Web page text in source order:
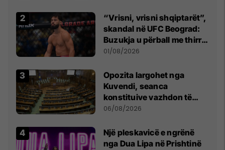
“Vrisni, vrisni shqiptarët”,
skandal në UFC Beograd:
Buzukja u përball me thirrje
anti-shqiptare nga
01/08/2026
Opozita largohet nga
Kuvendi, seanca
konstituive vazhdon të
shtunën në orën 11:00
06/08/2026
Një pleskavicë e ngrënë
nga Dua Lipa në Prishtinë